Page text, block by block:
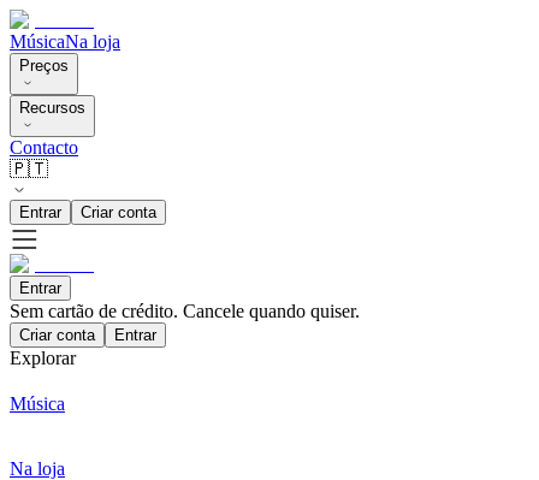
MúsicaNa loja
Preços
Recursos
Contacto
🇵🇹
Entrar Criar conta
Entrar
Sem cartão de crédito. Cancele quando quiser.
Criar conta Entrar
Explorar
Música
Na loja